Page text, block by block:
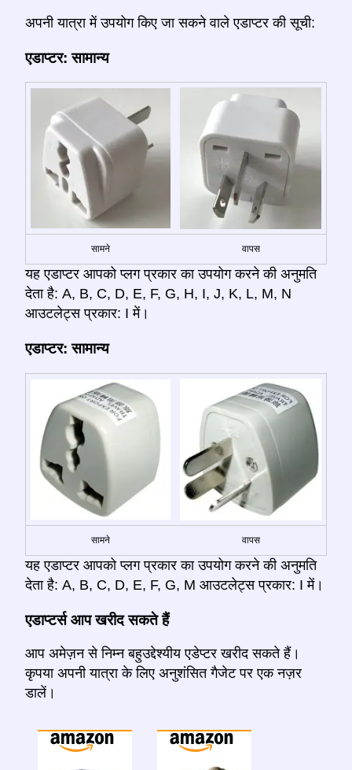
अपनी यात्रा में उपयोग किए जा सकने वाले एडाप्टर की सूची:
एडाप्टर: सामान्य
सामने वापस
यह एडाप्टर आपको प्लग प्रकार का उपयोग करने की अनुमति
देता है: A, B, C, D, E, F, G, H, I, J, K, L, M, N
आउटलेट्स प्रकार: I में।
एडाप्टर: सामान्य
सामने वापस
यह एडाप्टर आपको प्लग प्रकार का उपयोग करने की अनुमति
देता है: A, B, C, D, E, F, G, M आउटलेट्स प्रकार: I में।
एडाप्टर्स आप खरीद सकते हैं
आप अमेज़न से निम्न बहुउद्देश्यीय एडेप्टर खरीद सकते हैं।
कृपया अपनी यात्रा के लिए अनुशंसित गैजेट पर एक नज़र
डालें।